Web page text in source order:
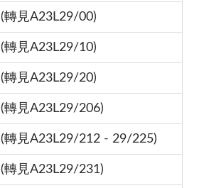
(轉見A23L29/00)
(轉見A23L29/10)
(轉見A23L29/20)
(轉見A23L29/206)
(轉見A23L29/212 - 29/225)
(轉見A23L29/231)